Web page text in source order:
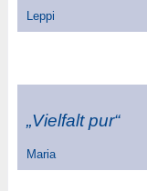
Leppi
„Vielfalt pur“
Maria